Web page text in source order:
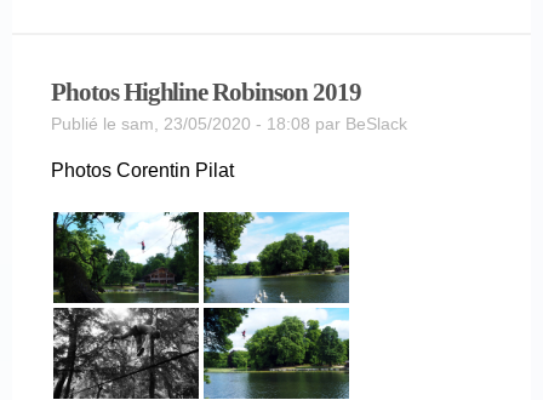
Photos Highline Robinson 2019
Publié le sam, 23/05/2020 - 18:08 par BeSlack
Photos Corentin Pilat